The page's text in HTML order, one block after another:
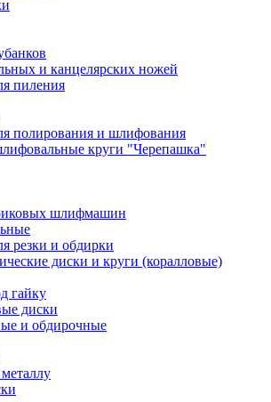
и канцелярских ножей
пиления
полирования и шлифования
круги "Черепашка"
шлифмашин
резки и обдирки
диски и круги (коралловые)
гайку
диски
и обдирочные